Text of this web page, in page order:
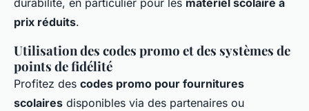
durabilité, en particulier pour les matériel scolaire à
prix réduits.
Utilisation des codes promo et des systèmes de
points de fidélité
Profitez des codes promo pour fournitures
scolaires disponibles via des partenaires ou